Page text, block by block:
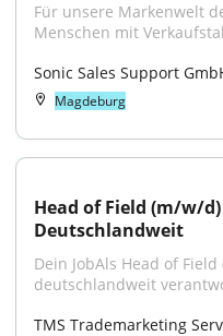
Für unsere Markenwelt
Menschen mit
Sonic Sales Support
Magdeburg
Head of Field (m/w/
Deutschlandweit
Dein JobAls Head of
deutschlandweit
TMS Trademarketing